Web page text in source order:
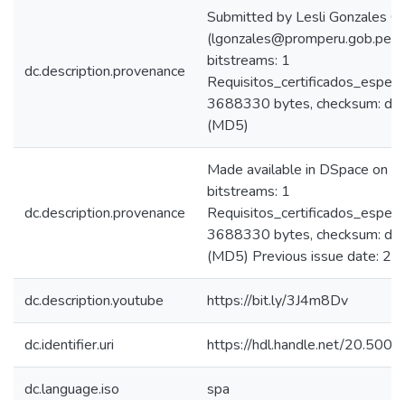
dc.description.provenance
Submitted by Lesli Gonzales
bitstreams: 1
3688330 bytes, checksum:
(MD5)
dc.description.provenance
Made available in DSpace on
bitstreams: 1
3688330 bytes, checksum:
(MD5) Previous issue date:
dc.description.youtube https://bit.ly/3J4m8Dv
dc.identifier.uri https://hdl.handle.net/
dc.language.iso spa